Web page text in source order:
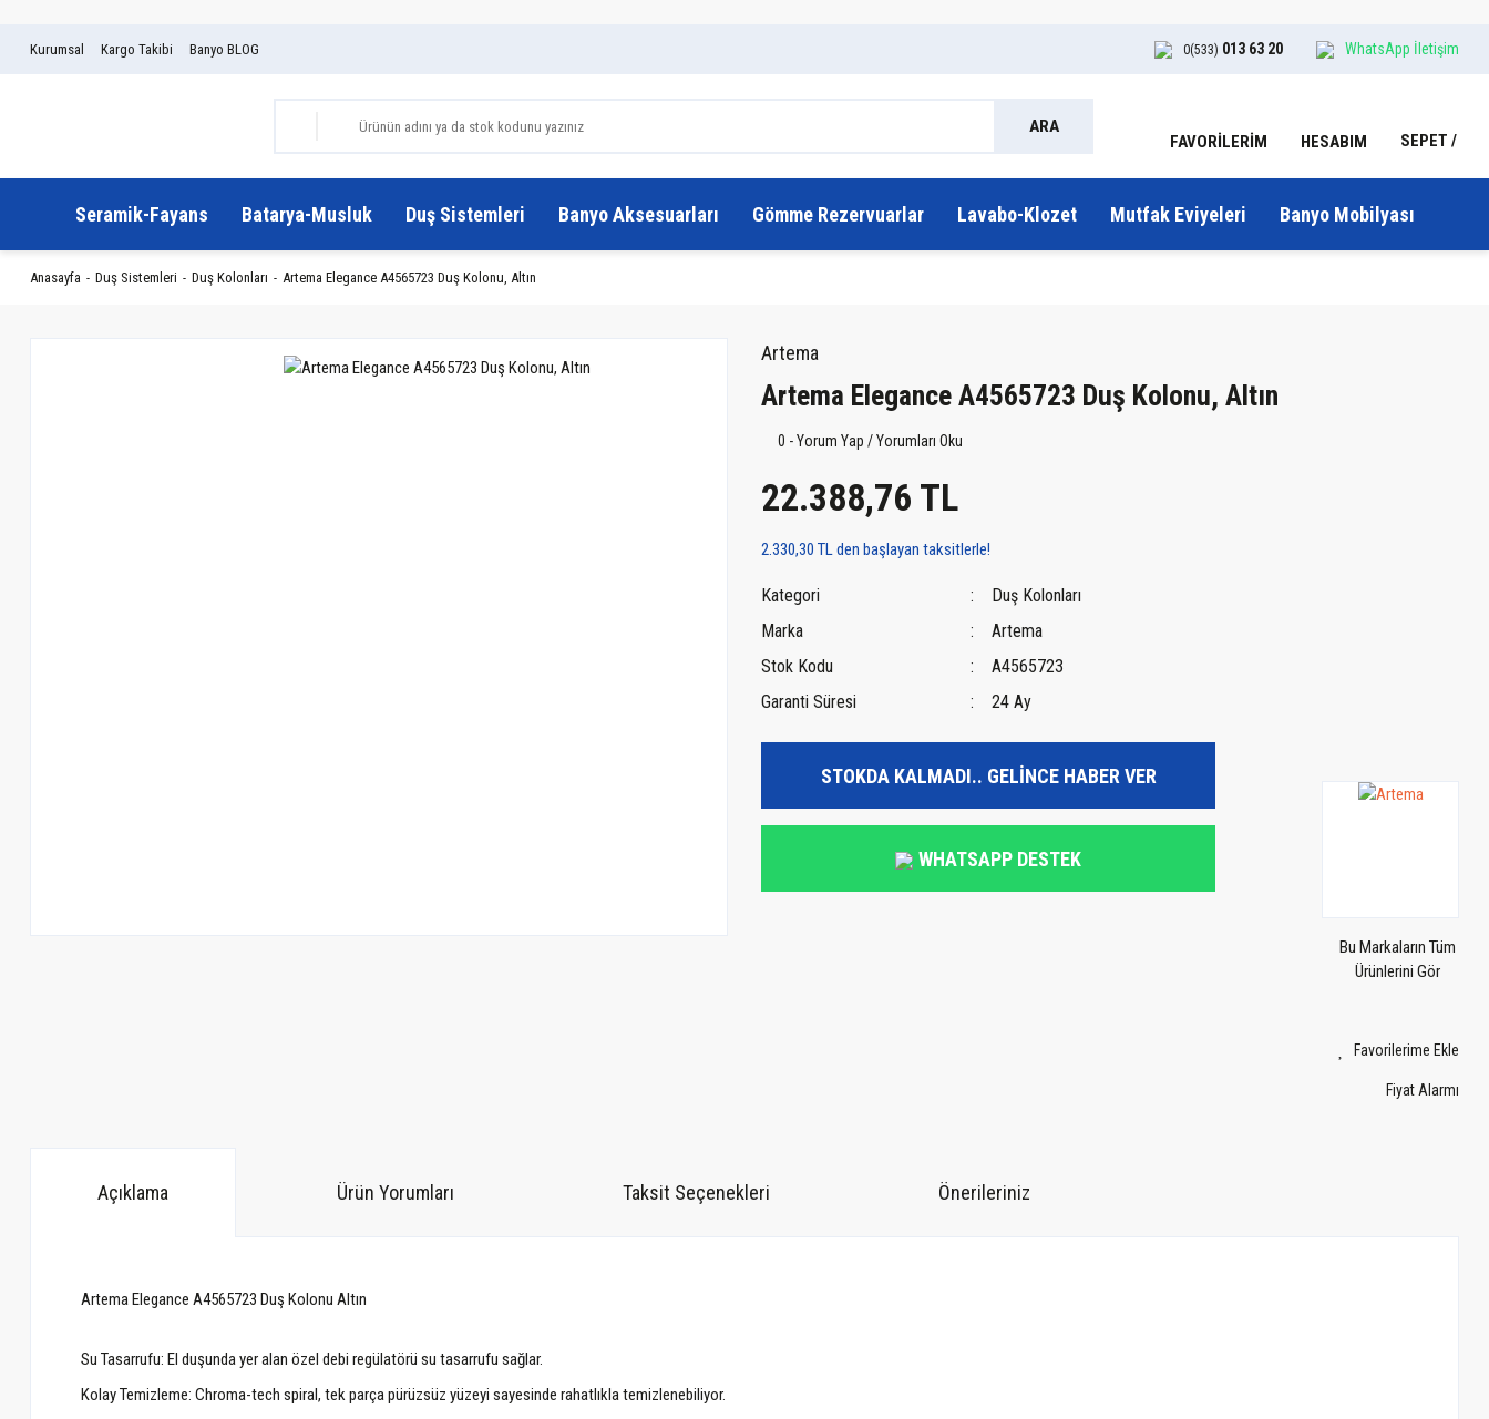
Kurumsal Kargo Takibi Banyo BLOG 0(533) 013 63 20 WhatsApp İletişim
ARA
FAVORİLERİM HESABIM SEPET
Seramik-Fayans Batarya-Musluk Duş Sistemleri Banyo Aksesuarları Gömme Rezervuarlar Lavabo-Klozet Mutfak Eviyeleri Banyo Mobilyası
Anasayfa Duş Sistemleri Duş Kolonları Artema Elegance A4565723 Duş Kolonu, Altın
Artema
Artema Elegance A4565723 Duş Kolonu, Altın
0 - Yorum Yap / Yorumları Oku
22.388,76 TL
2.330,30 TL den başlayan taksitlerle!
Kategori
Duş Kolonları
Marka
Artema
Stok Kodu
A4565723
Garanti Süresi
24 Ay
STOKDA KALMADI.. GELİNCE HABER VER
WHATSAPP DESTEK
Bu Markaların Tüm
Ürünlerini Gör
Fiyat Alarmı
Açıklama Ürün Yorumları Taksit Seçenekleri Önerileriniz
Artema Elegance A4565723 Duş Kolonu Altın
Su Tasarrufu: El duşunda yer alan özel debi regülatörü su tasarrufu sağlar.
Kolay Temizleme: Chroma-tech spiral, tek parça pürüzsüz yüzeyi sayesinde rahatlıkla temizlenebiliyor.